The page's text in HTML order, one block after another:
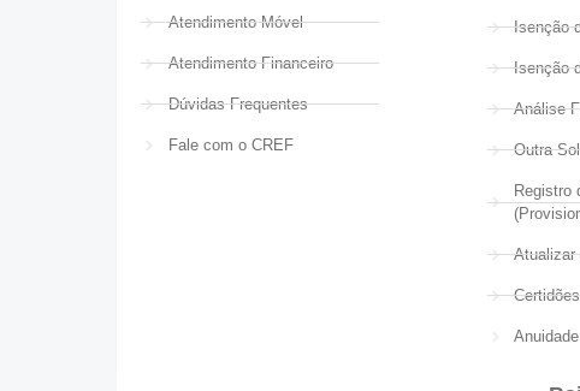
Atendimento Móvel
Atendimento Financeiro
Dúvidas Frequentes
Fale com o CREF
Isenção
Isenção
Análise
Outra
Registro
Atualizar